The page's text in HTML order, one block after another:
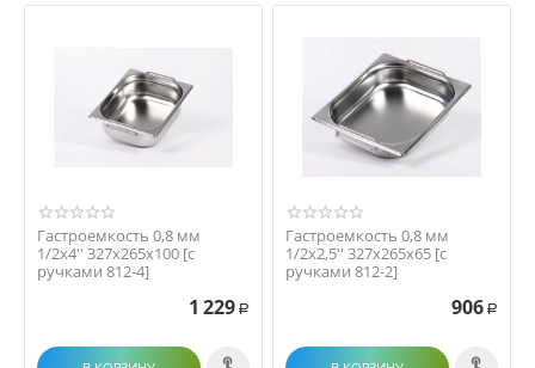
Гастроемкость 0,8 мм
1/2х4'' 327х265х100 [с
ручками 812-4]
1 229 Р
Гастроемкость 0,8 мм
1/2х2,5'' 327х265х65 [с
ручками 812-2]
906 Р